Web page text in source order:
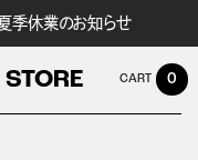
季休業のお知らせ
0